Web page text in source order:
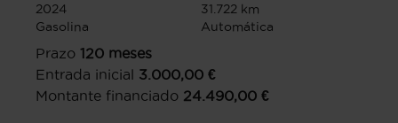
2024
31.722 km
Gasolina
Automática
Prazo 120 meses
Entrada inicial 3.000,00 €
Montante financiado 24.490,00 €